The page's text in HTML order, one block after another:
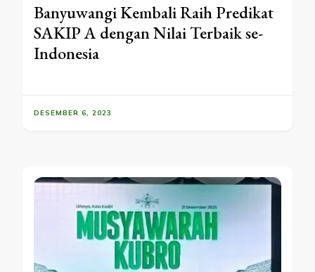
Banyuwangi Kembali Raih Predikat
SAKIP A dengan Nilai Terbaik se-
Indonesia
DESEMBER 6, 2023